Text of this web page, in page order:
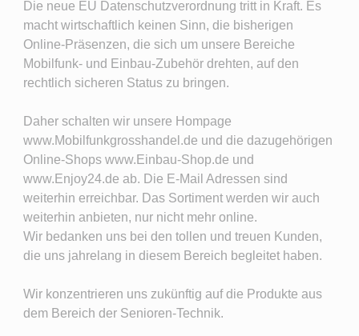
Die neue EU Datenschutzverordnung tritt in Kraft. Es
macht wirtschaftlich keinen Sinn, die bisherigen
Online-Präsenzen, die sich um unsere Bereiche
Mobilfunk- und Einbau-Zubehör drehten, auf den
rechtlich sicheren Status zu bringen.
Daher schalten wir unsere Hompage
www.Mobilfunkgrosshandel.de und die dazugehörigen
Online-Shops www.Einbau-Shop.de und
www.Enjoy24.de ab. Die E-Mail Adressen sind
weiterhin erreichbar. Das Sortiment werden wir auch
weiterhin anbieten, nur nicht mehr online.
Wir bedanken uns bei den tollen und treuen Kunden,
die uns jahrelang in diesem Bereich begleitet haben.
Wir konzentrieren uns zukünftig auf die Produkte aus
dem Bereich der Senioren-Technik.